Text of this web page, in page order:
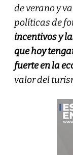
de verano y
políticas de
incentivos y
que hoy
fuerte en la
valor del